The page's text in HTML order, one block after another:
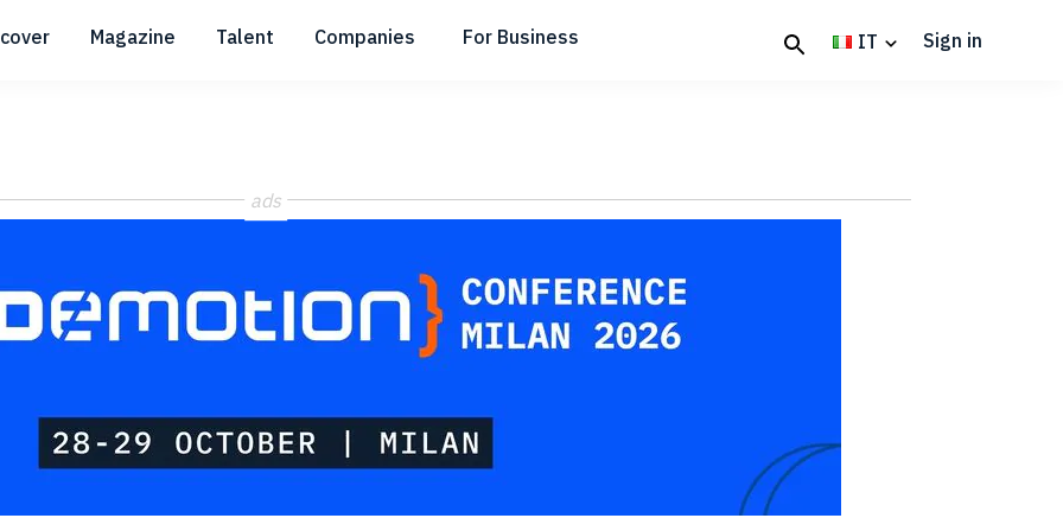
Submenu
Magazine Talent
Submenu
Companies For Business IT Sign in
ads